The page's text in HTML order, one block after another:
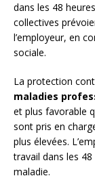
dans les 48
collectives
l’employeur, en
sociale.
La protection
maladies
et plus favorable
sont pris en
plus élevées.
travail dans les 48
maladie.